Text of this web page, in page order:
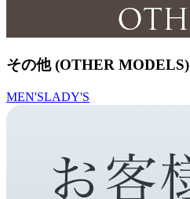
その他 (OTHER MODELS)
MEN'SLADY'S